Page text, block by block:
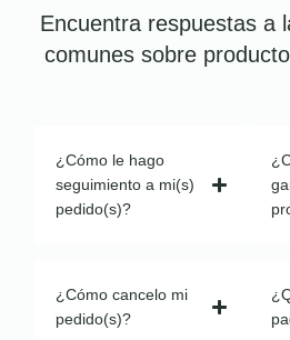
Encuentra respuestas a
comunes sobre
¿Cómo le hago
seguimiento a mi(s)
pedido(s)?
¿Cómo cancelo mi
pedido(s)?